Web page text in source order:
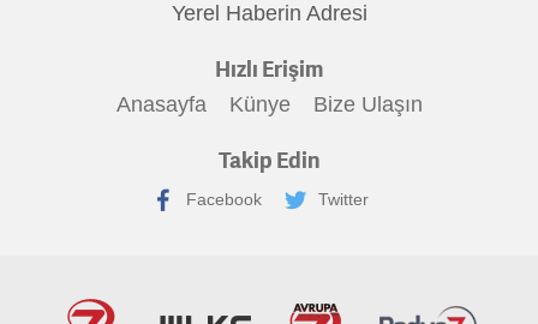
Yerel Haberin Adresi
Hızlı Erişim
Anasayfa Künye Bize Ulaşın
Takip Edin
Facebook Twitter